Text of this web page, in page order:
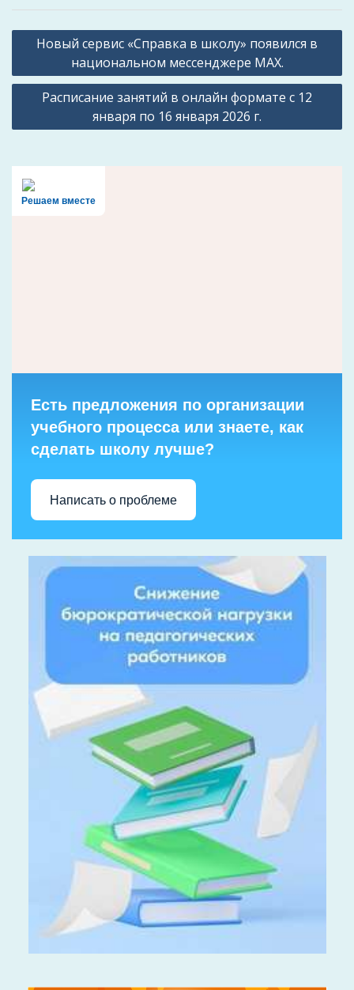
Навигация
записям
Новый сервис «Справка в школу» появился в
национальном мессенджере MAX.
Расписание занятий в онлайн формате с 12
января по 16 января 2026 г.
Решаем вместе
Есть предложения по организации
учебного процесса или знаете, как
сделать школу лучше?
Написать о проблеме